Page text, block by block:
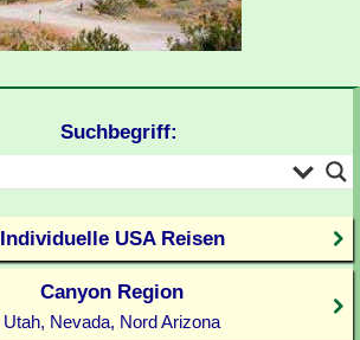
Suchbegriff:
Individuelle USA Reisen
Canyon Region
Utah, Nevada, Nord Arizona